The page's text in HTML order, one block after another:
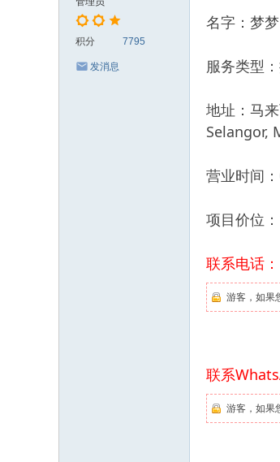
积分 7795
发消息
名字：梦梦
服务类型
地址：马
Selangor,
营业时间
项目价位
联系电话：
游客，如果
联系
游客，如果